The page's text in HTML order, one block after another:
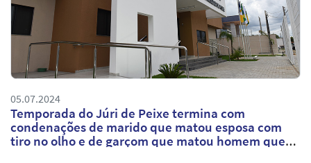
05.07.2024
Temporada do Júri de Peixe termina com
condenações de marido que matou esposa com
tiro no olho e de garçom que matou homem que